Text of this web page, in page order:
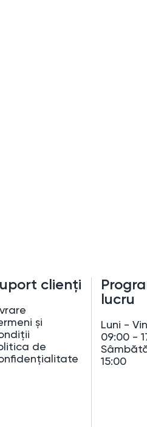
clienți
și
de
lucru
Luni -
09:00 -
15:00